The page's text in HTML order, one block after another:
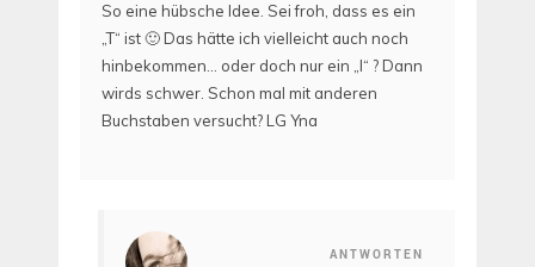
So eine hübsche Idee. Sei froh, dass es ein
„T“ ist 🙂 Das hätte ich vielleicht auch noch
hinbekommen… oder doch nur ein „I“ ? Dann
wirds schwer. Schon mal mit anderen
Buchstaben versucht? LG Yna
ANTWORTEN